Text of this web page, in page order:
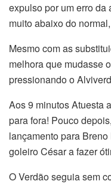
expulso por um erro da
muito abaixo do
Mesmo com as
melhora que mudasse
pressionando o
Aos 9 minutos Atuesta
para fora! Pouco
lançamento para
goleiro César a fazer
O Verdão seguia sem